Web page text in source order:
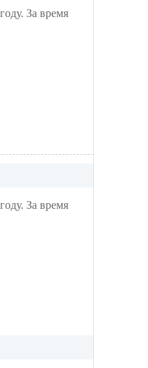
За время
За время